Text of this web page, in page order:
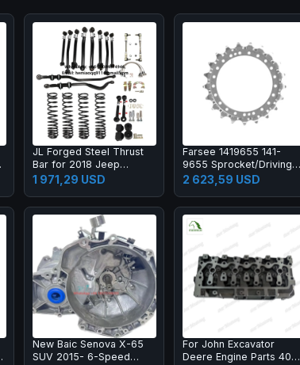
JL Forged Steel Thrust
Bar for 2018 Jeep
Wrangler JL Heavy-Duty
Steering Kit-New 1 Year
1 971,29 USD
Farsee 1419655 141-
9655 Sprocket/Driving
Gear 374 Construction
Machinery Parts
2 623,59 USD
New Baic Senova X-65
SUV 2015- 6-Speed
For John Excavator
Deere Engine Parts 4045